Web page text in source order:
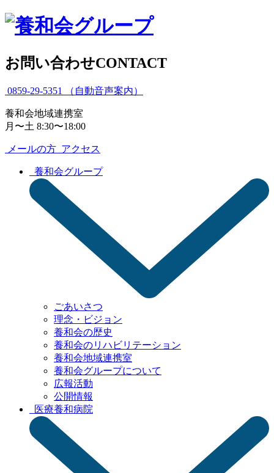
お問い合わせCONTACT
0859-29-5351 （自動音声案内）
養和会地域連携室
月〜土 8:30〜18:00
メールの方 アクセス
養和会グループ
ごあいさつ
理念・ビジョン
養和会の歴史
養和会のリハビリテーション
養和会地域連携室
養和会グループについて
広報活動
公開情報
医療養和病院